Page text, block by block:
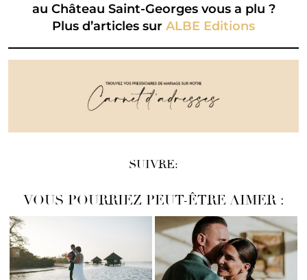
au Château Saint-Georgesvous a plu ?
Plus d’articles sur ALBE Editions
SUIVRE:
VOUS POURRIEZ PEUT-ÊTRE AIMER :